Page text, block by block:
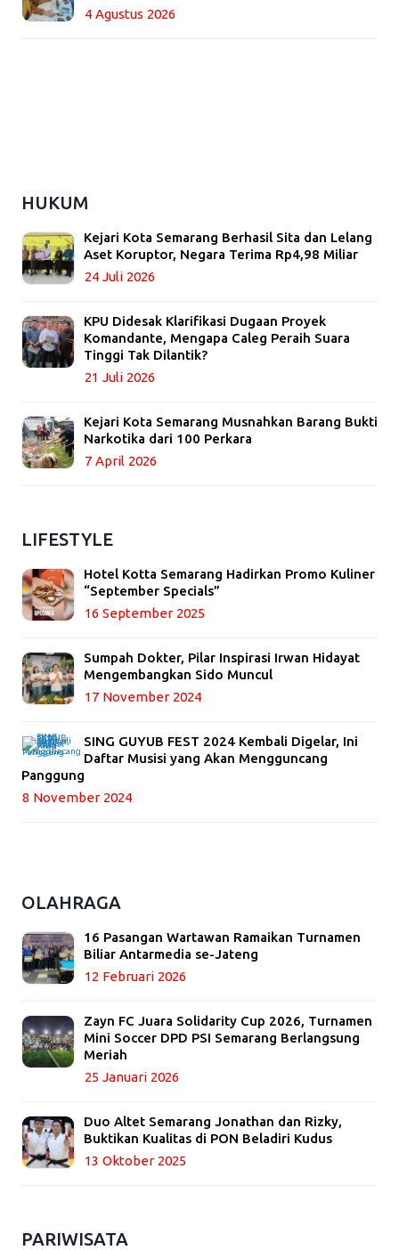
4 Agustus 2026
HUKUM
Kejari Kota Semarang Berhasil Sita dan Lelang
Aset Koruptor, Negara Terima Rp4,98 Miliar
24 Juli 2026
KPU Didesak Klarifikasi Dugaan Proyek
Komandante, Mengapa Caleg Peraih Suara
Tinggi Tak Dilantik?
21 Juli 2026
Kejari Kota Semarang Musnahkan Barang Bukti
Narkotika dari 100 Perkara
7 April 2026
LIFESTYLE
Hotel Kotta Semarang Hadirkan Promo Kuliner
“September Specials”
16 September 2025
Sumpah Dokter, Pilar Inspirasi Irwan Hidayat
Mengembangkan Sido Muncul
17 November 2024
SING GUYUB FEST 2024 Kembali Digelar, Ini
Daftar Musisi yang Akan Mengguncang
Panggung
8 November 2024
OLAHRAGA
16 Pasangan Wartawan Ramaikan Turnamen
Biliar Antarmedia se-Jateng
12 Februari 2026
Zayn FC Juara Solidarity Cup 2026, Turnamen
Mini Soccer DPD PSI Semarang Berlangsung
Meriah
25 Januari 2026
Duo Altet Semarang Jonathan dan Rizky,
Buktikan Kualitas di PON Beladiri Kudus
13 Oktober 2025
PARIWISATA